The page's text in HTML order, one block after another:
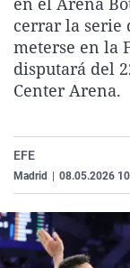
cerrar la serie
meterse en la
disputará del
Center Arena.
EFE
Madrid 08.05.2026